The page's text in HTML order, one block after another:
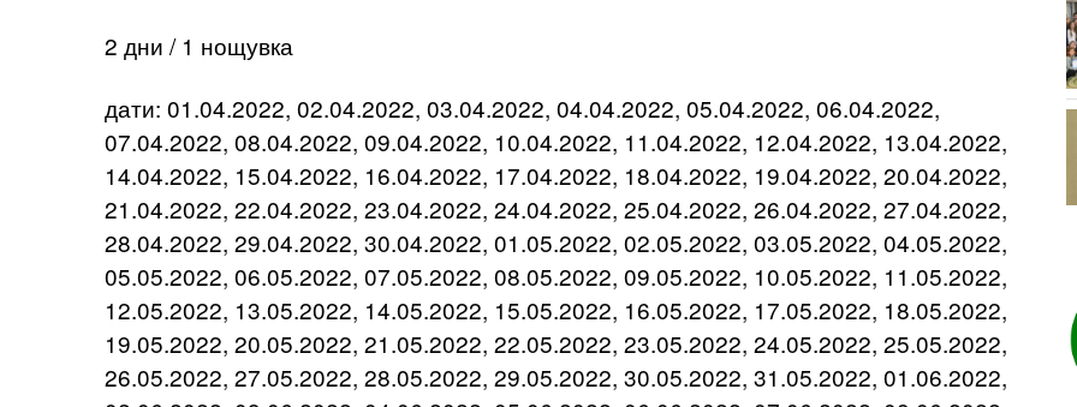
2 дни / 1 нощувка
дати: 01.04.2022, 02.04.2022, 03.04.2022, 04.04.2022, 05.04.2022, 06.04.2022,
07.04.2022, 08.04.2022, 09.04.2022, 10.04.2022, 11.04.2022, 12.04.2022, 13.04.2022,
14.04.2022, 15.04.2022, 16.04.2022, 17.04.2022, 18.04.2022, 19.04.2022, 20.04.2022,
21.04.2022, 22.04.2022, 23.04.2022, 24.04.2022, 25.04.2022, 26.04.2022, 27.04.2022,
28.04.2022, 29.04.2022, 30.04.2022, 01.05.2022, 02.05.2022, 03.05.2022, 04.05.2022,
05.05.2022, 06.05.2022, 07.05.2022, 08.05.2022, 09.05.2022, 10.05.2022, 11.05.2022,
12.05.2022, 13.05.2022, 14.05.2022, 15.05.2022, 16.05.2022, 17.05.2022, 18.05.2022,
19.05.2022, 20.05.2022, 21.05.2022, 22.05.2022, 23.05.2022, 24.05.2022, 25.05.2022,
26.05.2022, 27.05.2022, 28.05.2022, 29.05.2022, 30.05.2022, 31.05.2022, 01.06.2022,